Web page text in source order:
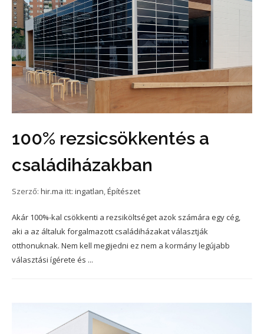
100% rezsicsökkentés a
családiházakban
Szerző: hir.ma itt: ingatlan,Építészet
Akár 100%-kal csökkenti a rezsiköltséget azok számára egy cég,
aki a az általuk forgalmazott családiházakat választják
otthonuknak. Nem kell megijedni ez nem a kormány legújabb
választási ígérete és ...